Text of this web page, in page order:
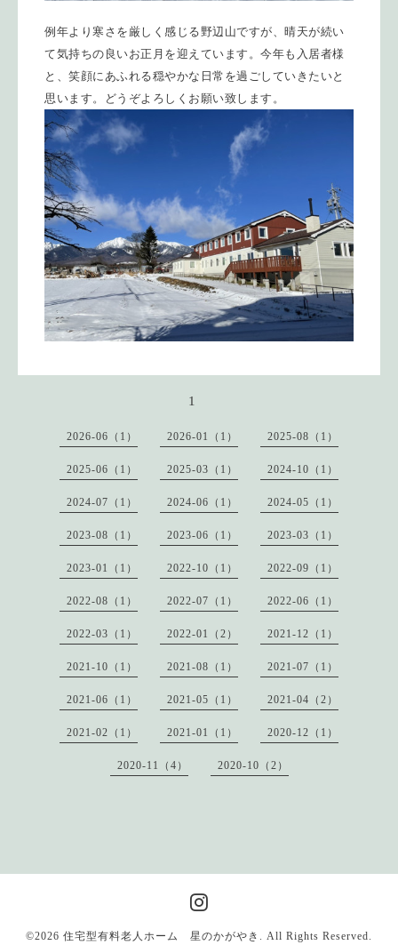
例年より寒さを厳しく感じる野辺山ですが、晴天が続い
て気持ちの良いお正月を迎えています。今年も入居者様
と、笑顔にあふれる穏やかな日常を過ごしていきたいと
思います。どうぞよろしくお願い致します。
1
2026-06（1） 2026-01（1） 2025-08（1）
2025-06（1） 2025-03（1） 2024-10（1）
2024-07（1） 2024-06（1） 2024-05（1）
2023-08（1） 2023-06（1） 2023-03（1）
2023-01（1） 2022-10（1） 2022-09（1）
2022-08（1） 2022-07（1） 2022-06（1）
2022-03（1） 2022-01（2） 2021-12（1）
2021-10（1） 2021-08（1） 2021-07（1）
2021-06（1） 2021-05（1） 2021-04（2）
2021-02（1） 2021-01（1） 2020-12（1）
2020-11（4） 2020-10（2）
©2026 住宅型有料老人ホーム 星のかがやき . All Rights Reserved.